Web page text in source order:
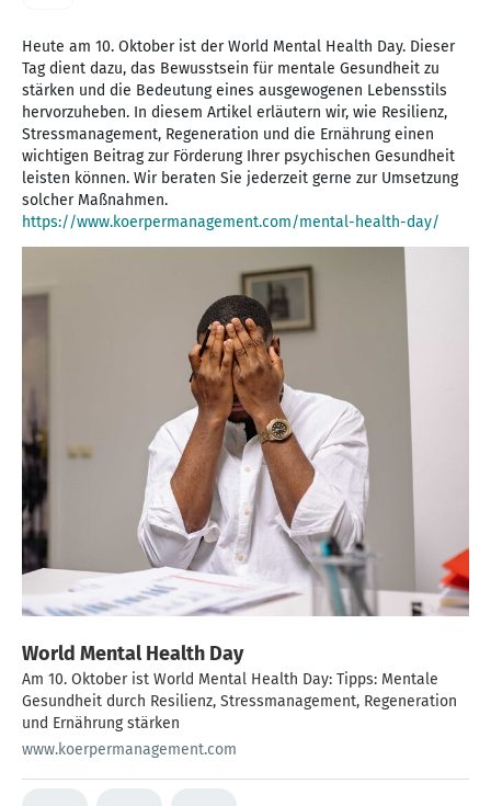
Heute am 10. Oktober ist der World Mental Health Day. Dieser
Tag dient dazu, das Bewusstsein für mentale Gesundheit zu
stärken und die Bedeutung eines ausgewogenen Lebensstils
hervorzuheben. In diesem Artikel erläutern wir, wie Resilienz,
Stressmanagement, Regeneration und die Ernährung einen
wichtigen Beitrag zur Förderung Ihrer psychischen Gesundheit
leisten können. Wir beraten Sie jederzeit gerne zur Umsetzung
https://www.koerpermanagement.com/mental-health-day/
World Mental Health Day
Am 10. Oktober ist World Mental Health Day: Tipps: Mentale
Gesundheit durch Resilienz, Stressmanagement, Regeneration
und Ernährung stärken
www.koerpermanagement.com